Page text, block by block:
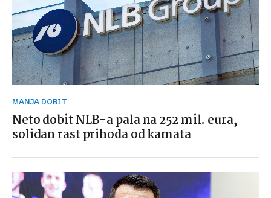
MANJA DOBIT
Neto dobit NLB-a pala na 252 mil. eura,
solidan rast prihoda od kamata